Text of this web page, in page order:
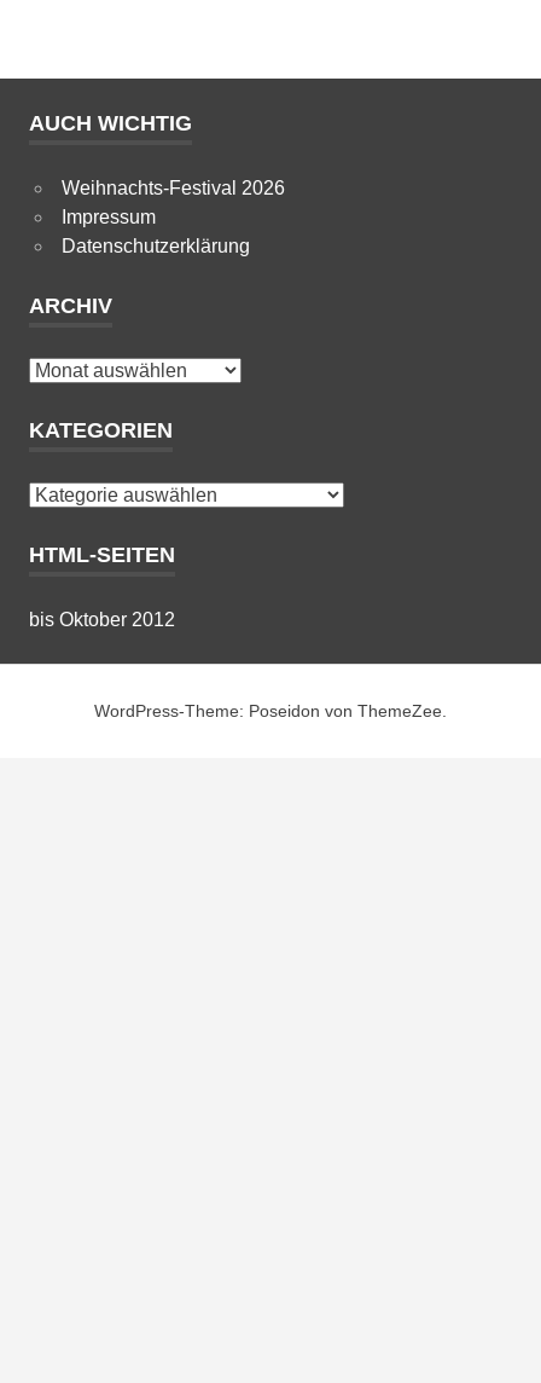
AUCH WICHTIG
Weihnachts-Festival 2026
Impressum
Datenschutzerklärung
ARCHIV
Archiv
KATEGORIEN
Kategorien
HTML-SEITEN
bis Oktober 2012
WordPress-Theme: Poseidon von ThemeZee.